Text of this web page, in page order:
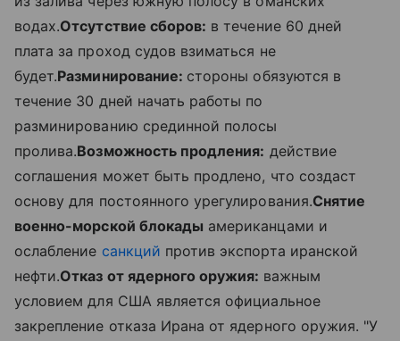
водах.Отсутствие сборов: в течение 60 дней
плата за проход судов взиматься не
будет.Разминирование: стороны обязуются в
течение 30 дней начать работы по
разминированию срединной полосы
пролива.Возможность продления: действие
соглашения может быть продлено, что создаст
основу для постоянного урегулирования.Снятие
военно-морской блокады американцами и
ослабление санкций против экспорта иранской
нефти.Отказ от ядерного оружия: важным
условием для США является официальное
закрепление отказа Ирана от ядерного оружия. "У